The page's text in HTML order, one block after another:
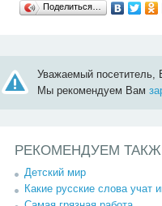
Поделиться…
Уважаемый посетитель,
Мы рекомендуем Вам
РЕКОМЕНДУЕМ
Детский мир
Какие русские слова учат